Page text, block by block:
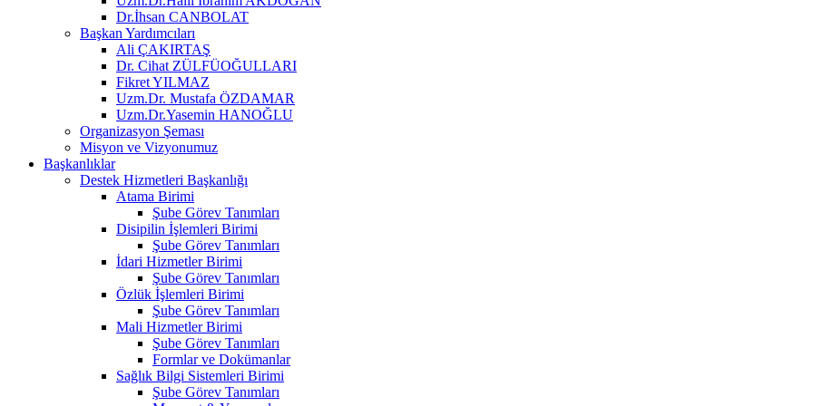
Dr.İhsan CANBOLAT
Başkan Yardımcıları
Ali ÇAKIRTAŞ
Dr. Cihat ZÜLFÜOĞULLARI
Fikret YILMAZ
Uzm.Dr. Mustafa ÖZDAMAR
Uzm.Dr.Yasemin HANOĞLU
Organizasyon Şeması
Misyon ve Vizyonumuz
Başkanlıklar
Destek Hizmetleri Başkanlığı
Atama Birimi
Şube Görev Tanımları
Disipilin İşlemleri Birimi
Şube Görev Tanımları
İdari Hizmetler Birimi
Şube Görev Tanımları
Özlük İşlemleri Birimi
Şube Görev Tanımları
Mali Hizmetler Birimi
Şube Görev Tanımları
Formlar ve Dokümanlar
Sağlık Bilgi Sistemleri Birimi
Şube Görev Tanımları